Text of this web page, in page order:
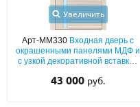
Увеличить
Арт-ММ330 Входная дверь с
окрашенными панелями МДФ и
с узкой декоративной вставкой
43 000 руб.